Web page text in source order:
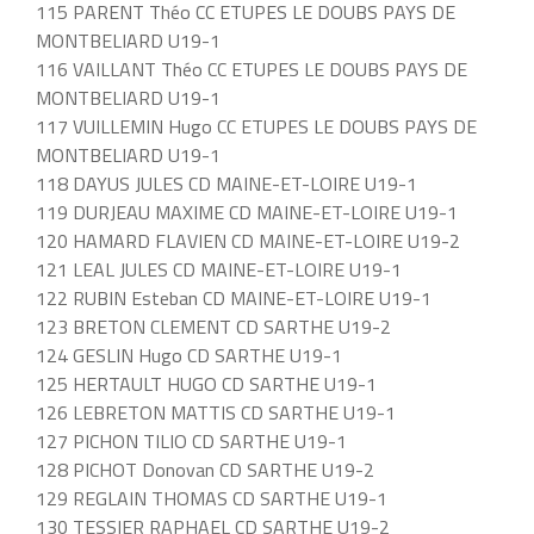
115 PARENT Théo CC ETUPES LE DOUBS PAYS DE
MONTBELIARD U19-1
116 VAILLANT Théo CC ETUPES LE DOUBS PAYS DE
MONTBELIARD U19-1
117 VUILLEMIN Hugo CC ETUPES LE DOUBS PAYS DE
MONTBELIARD U19-1
118 DAYUS JULES CD MAINE-ET-LOIRE U19-1
119 DURJEAU MAXIME CD MAINE-ET-LOIRE U19-1
120 HAMARD FLAVIEN CD MAINE-ET-LOIRE U19-2
121 LEAL JULES CD MAINE-ET-LOIRE U19-1
122 RUBIN Esteban CD MAINE-ET-LOIRE U19-1
123 BRETON CLEMENT CD SARTHE U19-2
124 GESLIN Hugo CD SARTHE U19-1
125 HERTAULT HUGO CD SARTHE U19-1
126 LEBRETON MATTIS CD SARTHE U19-1
127 PICHON TILIO CD SARTHE U19-1
128 PICHOT Donovan CD SARTHE U19-2
129 REGLAIN THOMAS CD SARTHE U19-1
130 TESSIER RAPHAEL CD SARTHE U19-2